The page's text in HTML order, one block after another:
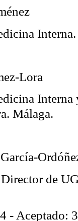
Lora
Málaga.
de
- Aceptado: